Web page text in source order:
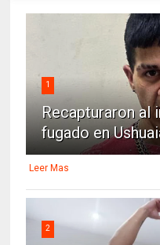
1
Recapturaron al
fugado en
Leer Mas
2